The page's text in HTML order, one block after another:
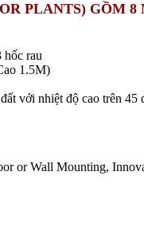
PLANTS)GỒM 8
hốc rau
1.5M)
với nhiệt độ cao trên
or Wall Mounting,